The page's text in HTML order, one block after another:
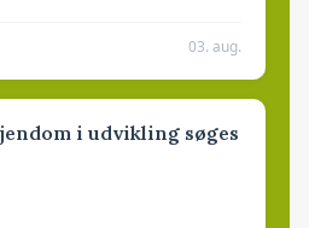
03. aug.
i udvikling søges